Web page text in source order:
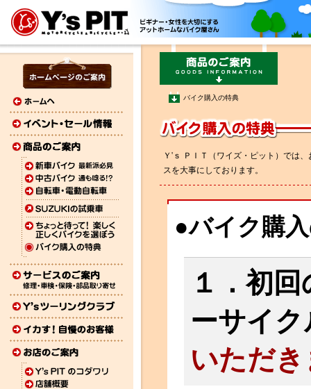
バイク購入の特典
Ｙ'ｓ ＰＩＴ（ワイズ・ピット）では
スを大事にしております。
●バイク購
１．初回
ーサイ
いただ